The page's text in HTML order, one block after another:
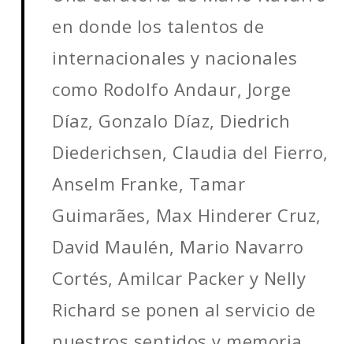
en donde los talentos de
internacionales y nacionales
como Rodolfo Andaur, Jorge
Díaz, Gonzalo Díaz, Diedrich
Diederichsen, Claudia del Fierro,
Anselm Franke, Tamar
Guimarães, Max Hinderer Cruz,
David Maulén, Mario Navarro
Cortés, Amilcar Packer y Nelly
Richard se ponen al servicio de